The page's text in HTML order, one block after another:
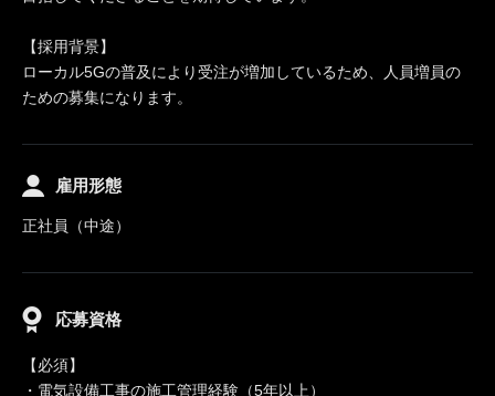
【採用背景】
ローカル5Gの普及により受注が増加しているため、人員増員の
ための募集になります。
雇用形態
正社員（中途）
応募資格
【必須】
・電気設備工事の施工管理経験（5年以上）